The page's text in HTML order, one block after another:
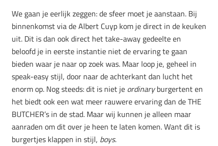
We gaan je eerlijk zeggen: de sfeer moet je aanstaan. Bij
binnenkomst via de Albert Cuyp kom je direct in de keuken
uit. Dit is dan ook direct het take-away gedeelte en
beloofd je in eerste instantie niet de ervaring te gaan
bieden waar je naar op zoek was. Maar loop je, geheel in
speak-easy stijl, door naar de achterkant dan lucht het
enorm op. Nog steeds: dit is niet je ordinaryburgertent en
het biedt ook een wat meer rauwere ervaring dan de THE
BUTCHER’s in de stad. Maar wij kunnen je alleen maar
aanraden om dit over je heen te laten komen. Want dit is
burgertjes klappen in stijl, boys.